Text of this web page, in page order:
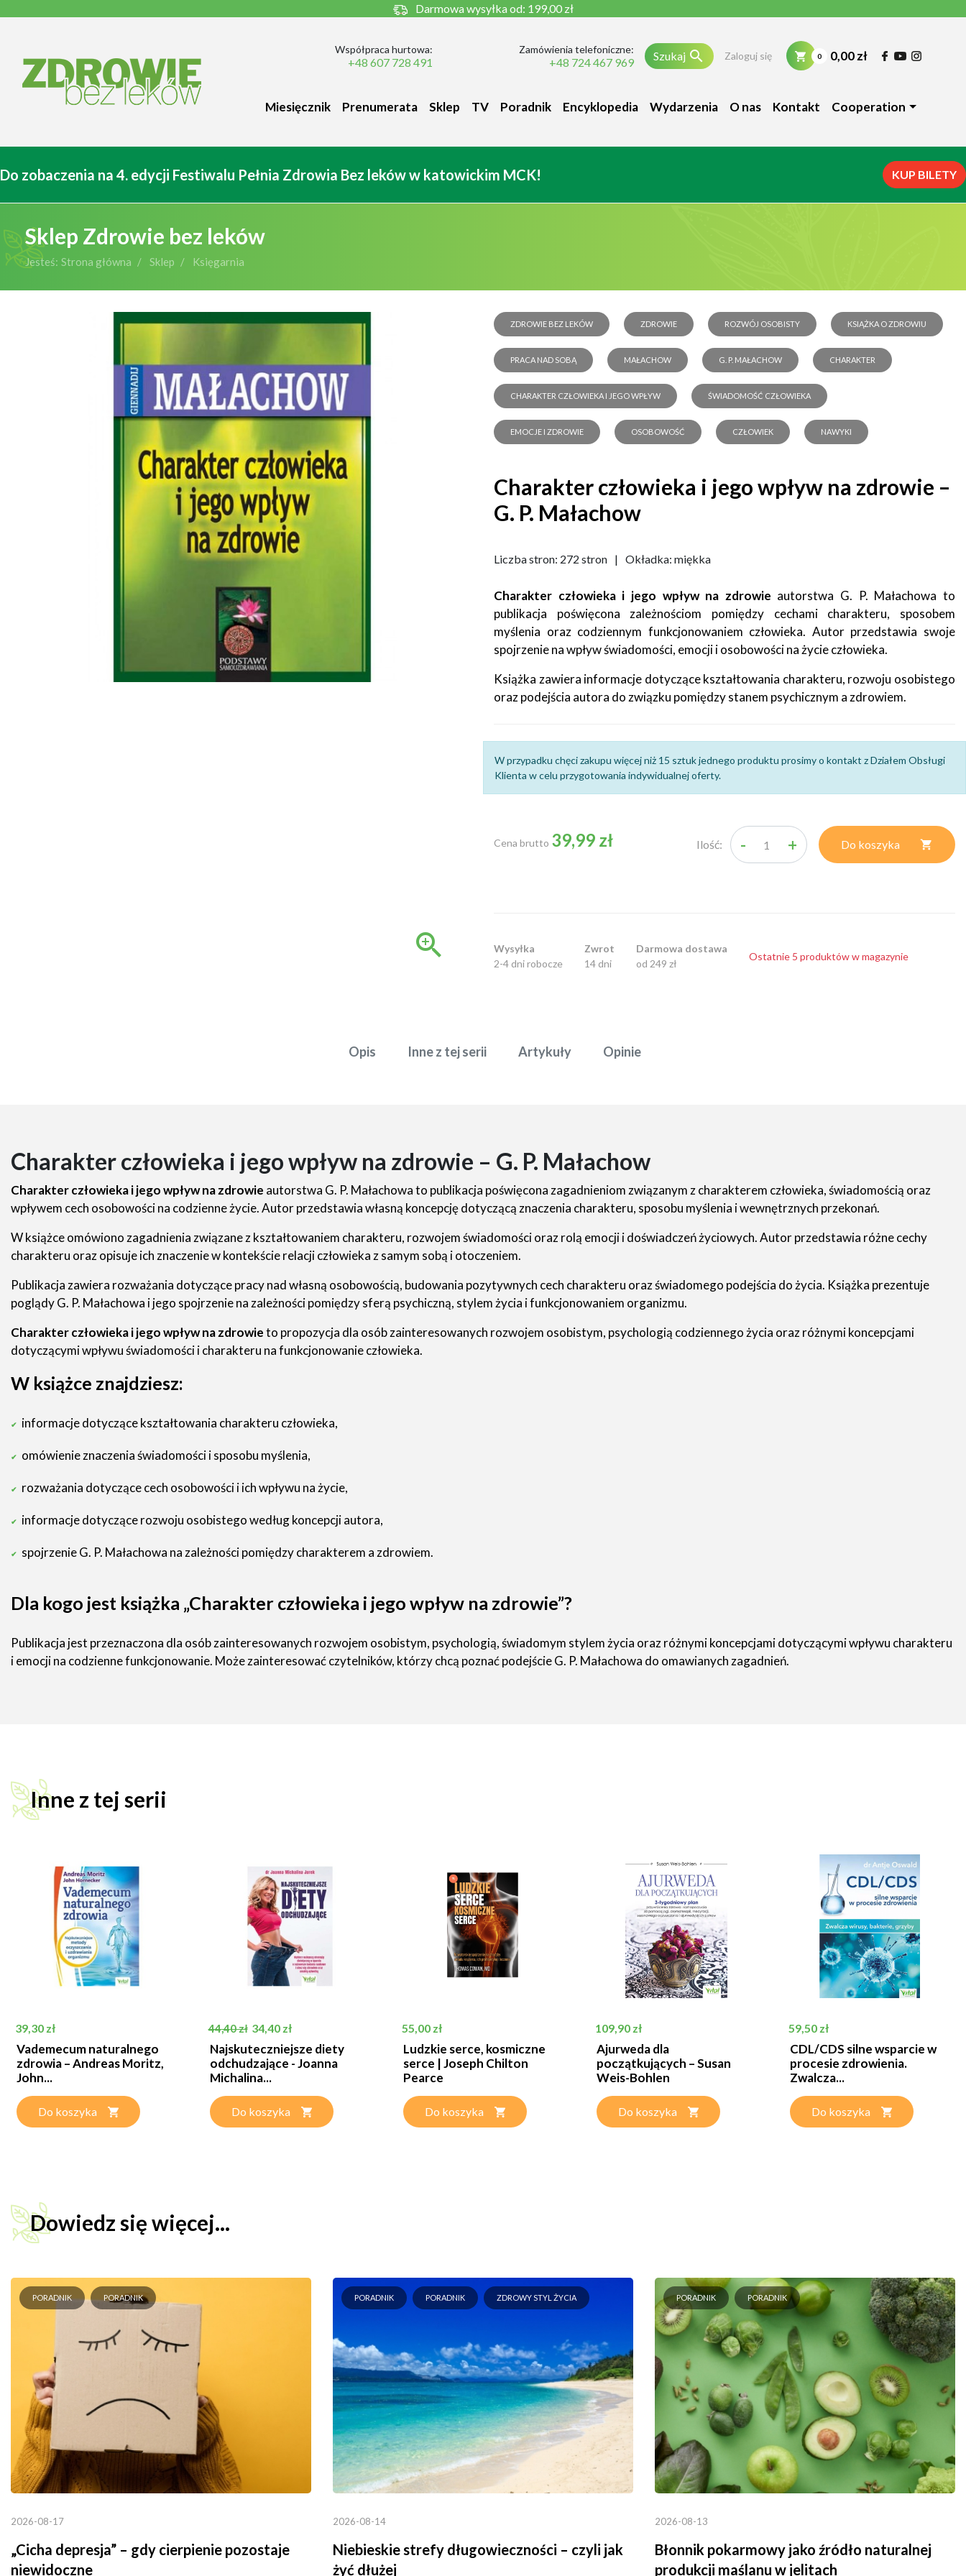
Darmowa wysyłka od: 199,00 zł
Współpraca hurtowa:
+48 607 728 491
Zamówienia telefoniczne:
+48 724 467 969 Szukaj  Zaloguj się 0 0,00 zł
Miesięcznik Prenumerata Sklep TV Poradnik Encyklopedia Wydarzenia O nas Kontakt Cooperation
Do zobaczenia na 4. edycji Festiwalu Pełnia Zdrowia Bez leków w katowickim MCK! KUP BILETY
Sklep Zdrowie bez leków
Jesteś: Strona główna Sklep Księgarnia

ZDROWIE BEZ LEKÓW ZDROWIE ROZWÓJ OSOBISTY KSIĄŻKA O ZDROWIU
PRACA NAD SOBĄ MAŁACHOW G. P. MAŁACHOW CHARAKTER
CHARAKTER CZŁOWIEKA I JEGO WPŁYW ŚWIADOMOŚĆ CZŁOWIEKA
EMOCJE I ZDROWIE OSOBOWOŚĆ CZŁOWIEK NAWYKI
Charakter człowieka i jego wpływ na zdrowie –
G. P. Małachow
Liczba stron: 272 stron | Okładka: miękka
Charakter człowieka i jego wpływ na zdrowie autorstwa G. P. Małachowa to
publikacja poświęcona zależnościom pomiędzy cechami charakteru, sposobem
myślenia oraz codziennym funkcjonowaniem człowieka. Autor przedstawia swoje
spojrzenie na wpływ świadomości, emocji i osobowości na życie człowieka.
Książka zawiera informacje dotyczące kształtowania charakteru, rozwoju osobistego
oraz podejścia autora do związku pomiędzy stanem psychicznym a zdrowiem.
W przypadku chęci zakupu więcej niż 15 sztuk jednego produktu prosimy o kontakt z Działem Obsługi
Klienta w celu przygotowania indywidualnej oferty.
Cena brutto 39,99 zł Ilość: - + Do koszyka 
Wysyłka
2-4 dni robocze
Zwrot
14 dni
Darmowa dostawa
od 249 zł
Ostatnie 5 produktów w magazynie
Opis Inne z tej serii Artykuły Opinie
Charakter człowieka i jego wpływ na zdrowie – G. P. Małachow
Charakter człowieka i jego wpływ na zdrowie autorstwa G. P. Małachowa to publikacja poświęcona zagadnieniom związanym z charakterem człowieka, świadomością oraz
wpływem cech osobowości na codzienne życie. Autor przedstawia własną koncepcję dotyczącą znaczenia charakteru, sposobu myślenia i wewnętrznych przekonań.
W książce omówiono zagadnienia związane z kształtowaniem charakteru, rozwojem świadomości oraz rolą emocji i doświadczeń życiowych. Autor przedstawia różne cechy
charakteru oraz opisuje ich znaczenie w kontekście relacji człowieka z samym sobą i otoczeniem.
Publikacja zawiera rozważania dotyczące pracy nad własną osobowością, budowania pozytywnych cech charakteru oraz świadomego podejścia do życia. Książka prezentuje
poglądy G. P. Małachowa i jego spojrzenie na zależności pomiędzy sferą psychiczną, stylem życia i funkcjonowaniem organizmu.
Charakter człowieka i jego wpływ na zdrowieto propozycja dla osób zainteresowanych rozwojem osobistym, psychologią codziennego życia oraz różnymi koncepcjami
dotyczącymi wpływu świadomości i charakteru na funkcjonowanie człowieka.
W książce znajdziesz:
informacje dotyczące kształtowania charakteru człowieka,
omówienie znaczenia świadomości i sposobu myślenia,
rozważania dotyczące cech osobowości i ich wpływu na życie,
informacje dotyczące rozwoju osobistego według koncepcji autora,
spojrzenie G. P. Małachowa na zależności pomiędzy charakterem a zdrowiem.
Dla kogo jest książka „Charakter człowieka i jego wpływ na zdrowie”?
Publikacja jest przeznaczona dla osób zainteresowanych rozwojem osobistym, psychologią, świadomym stylem życia oraz różnymi koncepcjami dotyczącymi wpływu charakteru
i emocji na codzienne funkcjonowanie. Może zainteresować czytelników, którzy chcą poznać podejście G. P. Małachowa do omawianych zagadnień.
Inne z tej serii
Cena
39,30 zł
Vademecum naturalnego
zdrowia – Andreas Moritz,
John...
Do koszyka
Cena podstawowa
44,40 zł Cena
34,40 zł
Najskuteczniejsze diety
odchudzające - Joanna
Michalina...
Do koszyka
Cena
55,00 zł
Ludzkie serce, kosmiczne
serce | Joseph Chilton
Pearce
Do koszyka
Cena
109,90 zł
Ajurweda dla
początkujących – Susan
Weis-Bohlen
Do koszyka
Cena
59,50 zł
CDL/CDS silne wsparcie w
procesie zdrowienia.
Zwalcza...
Do koszyka
Dowiedz się więcej...
PORADNIK PORADNIK
2026-08-17
„Cicha depresja” – gdy cierpienie pozostaje
niewidoczne
PORADNIK PORADNIK ZDROWY STYL ŻYCIA
2026-08-14
Niebieskie strefy długowieczności – czyli jak
żyć dłużej
PORADNIK PORADNIK
2026-08-13
Błonnik pokarmowy jako źródło naturalnej
produkcji maślanu w jelitach